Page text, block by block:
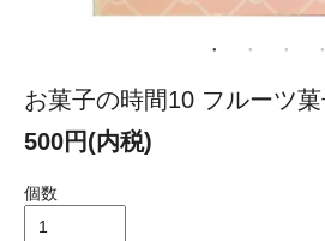
お菓子の時間10 フルーツ
500円(内税)
個数